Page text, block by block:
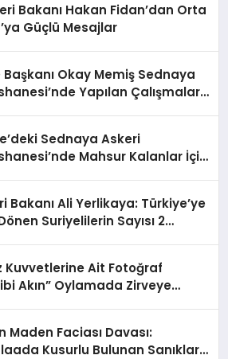
Bakanı Hakan Fidan’dan Orta
Güçlü Mesajlar
Başkanı Okay Memiş Sednaya
Yapılan Çalışmaları
Sednaya Askeri
Mahsur Kalanlar İçin
Bakanı Ali Yerlikaya: Türkiye’ye
Suriyelilerin Sayısı 2
Kuvvetlerine Ait Fotoğraf
Akın” Oylamada Zirveye
Maden Faciası Davası:
Kusurlu Bulunan Sanıklar